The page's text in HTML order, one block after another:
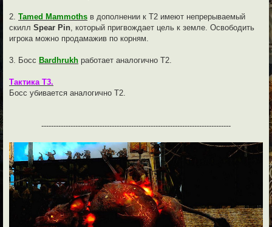
2. Tamed Mammoths в дополнении к Т2 имеют непрерываемый
скилл Spear Pin , который пригвождает цель к земле. Освободить
игрока можно продамажив по корням.
3. Босс Bardhrukh работает аналогично Т2.
Тактика Т3.
Босс убивается аналогично Т2.
------------------------------------------------------------------------------